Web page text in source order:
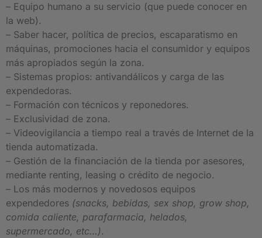
– Equipo humano a su servicio (que puede conocer en
la web).
– Saber hacer, política de precios, escaparatismo en
máquinas, promociones hacia el consumidor y equipos
más apropiados según la zona.
– Sistemas propios: antivandálicos y carga de las
expendedoras.
– Formación con técnicos y reponedores.
– Exclusividad de zona.
– Videovigilancia a tiempo real a través de Internet de la
tienda automatizada.
– Gestión de la financiación de la tienda por asesores,
mediante renting, leasing o crédito de negocio.
– Los más modernos y novedosos equipos
expendedores (snacks, bebidas, sex shop, grow shop,
comida caliente, parafarmacia, helados,
supermercado, etc…).